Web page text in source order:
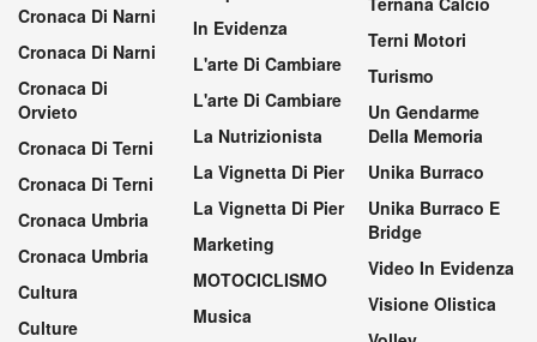
Cronaca Di Narni
Cronaca Di Narni
Cronaca Di
Orvieto
Cronaca Di Terni
Cronaca Di Terni
Cronaca Umbria
Cronaca Umbria
Cultura
Culture
In Evidenza
L'arte Di Cambiare
L'arte Di Cambiare
La Nutrizionista
La Vignetta Di Pier
La Vignetta Di Pier
Marketing
MOTOCICLISMO
Musica
Terni Motori
Turismo
Un Gendarme
Della Memoria
Unika Burraco
Unika Burraco E
Bridge
Video In Evidenza
Visione Olistica